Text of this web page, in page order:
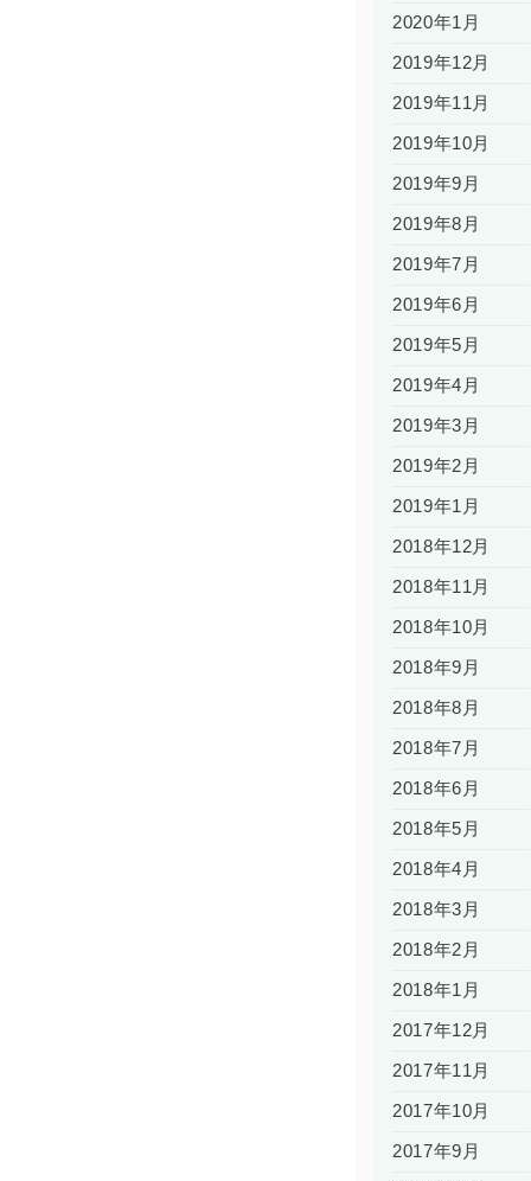
2020年1月
2019年12月
2019年11月
2019年10月
2019年9月
2019年8月
2019年7月
2019年6月
2019年5月
2019年4月
2019年3月
2019年2月
2019年1月
2018年12月
2018年11月
2018年10月
2018年9月
2018年8月
2018年7月
2018年6月
2018年5月
2018年4月
2018年3月
2018年2月
2018年1月
2017年12月
2017年11月
2017年10月
2017年9月